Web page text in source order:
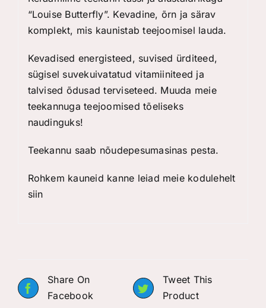
“Louise Butterfly”. Kevadine, õrn ja särav
komplekt, mis kaunistab teejoomisel lauda.
Kevadised energisteed, suvised ürditeed,
sügisel suvekuivatatud vitamiiniteed ja
talvised õdusad terviseteed. Muuda meie
teekannuga teejoomised tõeliseks
naudinguks!
Teekannu saab nõudepesumasinas pesta.
Rohkem kauneid kanne leiad meie kodulehelt
siin
Share On
Facebook
Tweet This
Product